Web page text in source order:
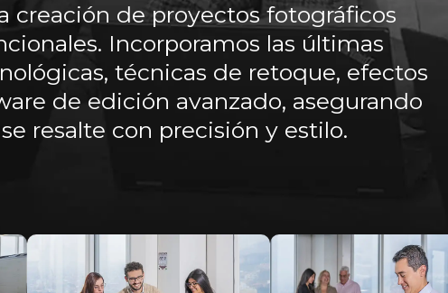
creación de proyectos fotográficos
Incorporamos las últimas
técnicas de retoque, efectos
de edición avanzado, asegurando
resalte con precisión y estilo.